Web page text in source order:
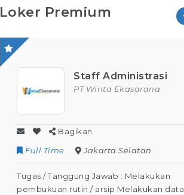
Loker Premium
Staff Administrasi
PT Winta Ekasarana
Bagikan
Full Time
Jakarta Selatan
Tugas / Tanggung Jawab : Melakukan
pembukuan rutin / arsip Melakukan data